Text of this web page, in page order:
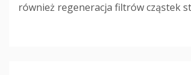
również regeneracja filtrów cząstek